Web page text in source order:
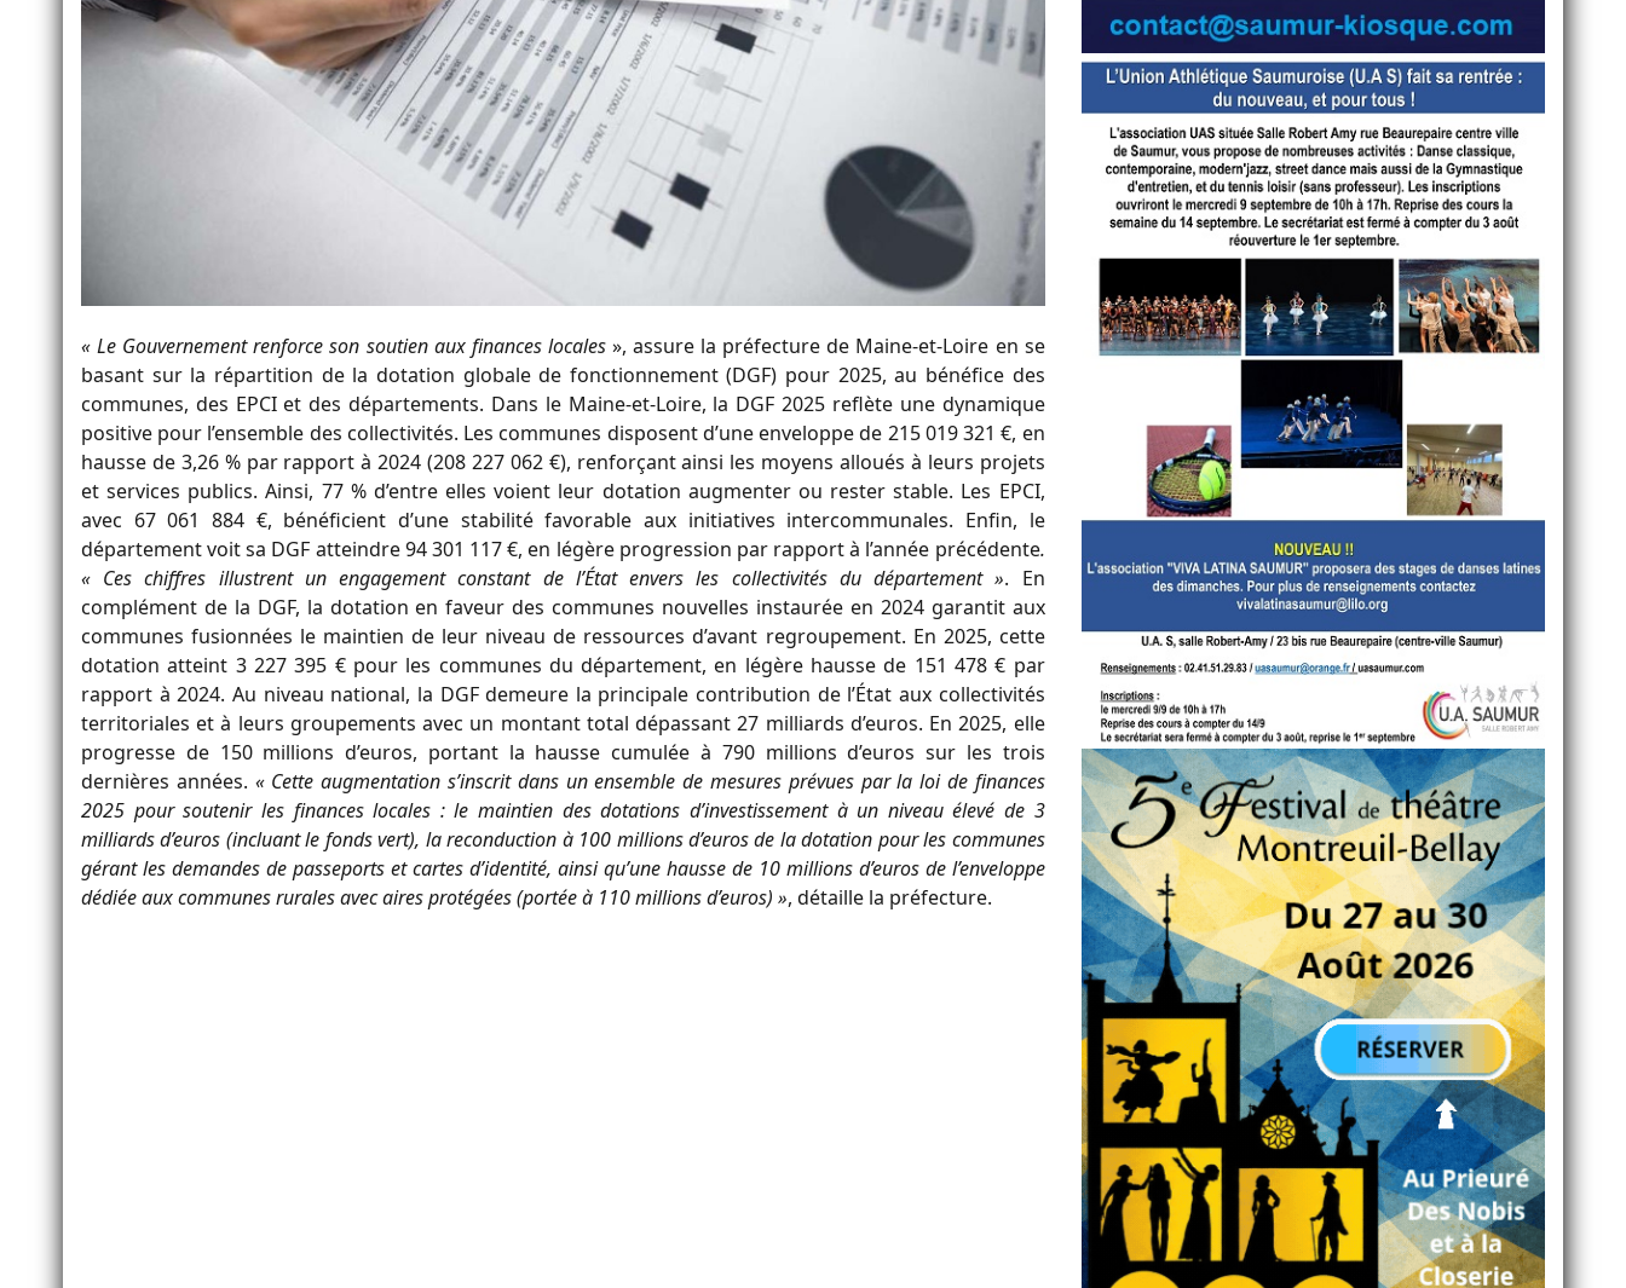
« Le Gouvernement renforce son soutien aux finances locales», assure la préfecture de Maine-et-Loire en se
basant sur la répartition de la dotation globale de fonctionnement (DGF) pour 2025, au bénéfice des
communes, des EPCI et des départements. Dans le Maine-et-Loire, la DGF 2025 reflète une dynamique
positive pour l’ensemble des collectivités. Les communes disposent d’une enveloppe de 215 019 321 €, en
hausse de 3,26 % par rapport à 2024 (208 227 062 €), renforçant ainsi les moyens alloués à leurs projets
et services publics. Ainsi, 77 % d’entre elles voient leur dotation augmenter ou rester stable. Les EPCI,
avec 67 061 884 €, bénéficient d’une stabilité favorable aux initiatives intercommunales. Enfin, le
département voit sa DGF atteindre 94 301 117 €, en légère progression par rapport à l’année précédente.
« Ces chiffres illustrent un engagement constant de l’État envers les collectivités du département ». En
complément de la DGF, la dotation en faveur des communes nouvelles instaurée en 2024 garantit aux
communes fusionnées le maintien de leur niveau de ressources d’avant regroupement. En 2025, cette
dotation atteint 3 227 395 € pour les communes du département, en légère hausse de 151 478 € par
rapport à 2024. Au niveau national, la DGF demeure la principale contribution de l’État aux collectivités
territoriales et à leurs groupements avec un montant total dépassant 27 milliards d’euros. En 2025, elle
progresse de 150 millions d’euros, portant la hausse cumulée à 790 millions d’euros sur les trois
dernières années. « Cette augmentation s’inscrit dans un ensemble de mesures prévues par la loi de finances
2025 pour soutenir les finances locales : le maintien des dotations d’investissement à un niveau élevé de 3
milliards d’euros (incluant le fonds vert), la reconduction à 100 millions d’euros de la dotation pour les communes
gérant les demandes de passeports et cartes d’identité, ainsi qu’une hausse de 10 millions d’euros de l’enveloppe
dédiée aux communes rurales avec aires protégées (portée à 110 millions d’euros) », détaille la préfecture.